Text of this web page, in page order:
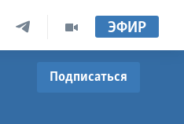
ЭФИР
Подписаться